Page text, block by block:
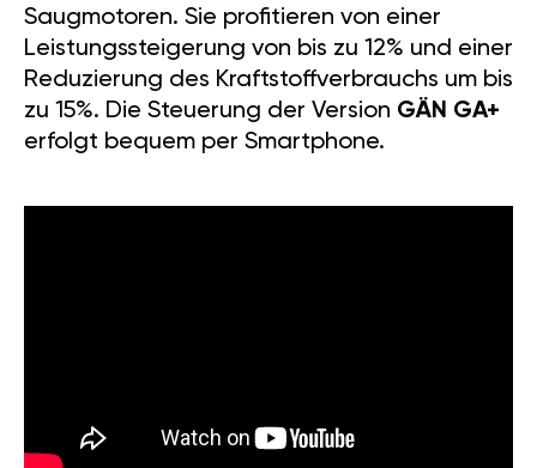
Saugmotoren. Sie profitieren von einer
Leistungssteigerung von bis zu 12% und einer
Reduzierung des Kraftstoffverbrauchs um bis
zu 15%. Die Steuerung der Version GÄN GA+
erfolgt bequem per Smartphone.